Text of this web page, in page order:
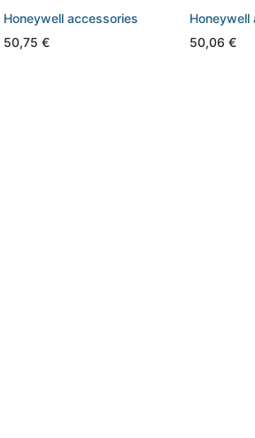
Honeywell accessories
50,75 €
Honeywell
50,06 €